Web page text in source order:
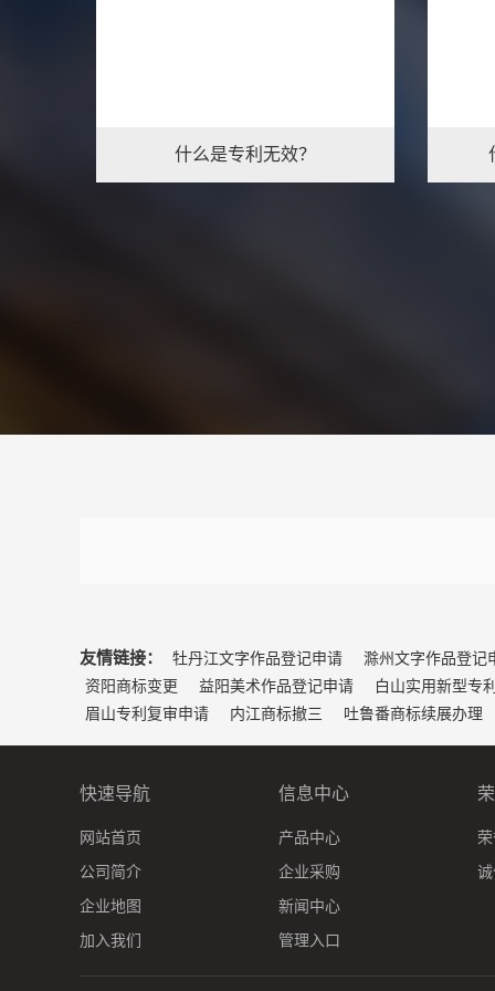
什么是专利无效？
友情链接： 牡丹江文字作品登记申请
滁州文字作品登记
资阳商标变更
益阳美术作品登记申请
白山实用新型专
眉山专利复审申请
内江商标撤三 吐鲁番商标续展办理
快速导航
网站首页
公司简介
企业地图
加入我们
信息中心
产品中心
企业采购
新闻中心
管理入口